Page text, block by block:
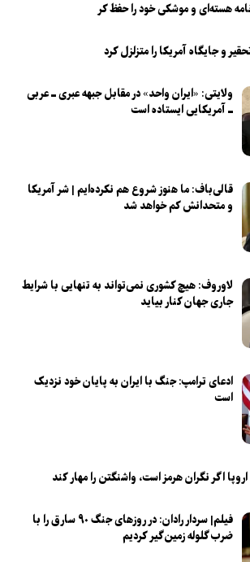
هسته‌ای و موشکی خود را حفظ کر
و جایگاه آمریکا را متزلزل کرد
ولایتی: «ایران واحد» در مقابل جبهه عبری ـ عربی
ـ آمریکایی ایستاده است
قالی‌باف: ما هنوز شروع هم نکرده‌ایم |‌ شر آمریکا
و متحدانش کم خواهد شد
لاوروف: هیچ کشوری نمی‌تواند به تنهایی با شرایط
جاری جهان کنار بیاید
ادعای ترامپ: جنگ با ایران به پایان خود نزدیک
است
اگر نگران هرمز است، واشنگتن را مهار کند
فیلم| سردار رادان: در روزهای جنگ ۹۰ سارق را با
ضرب گلوله زمین‌گیر کردیم